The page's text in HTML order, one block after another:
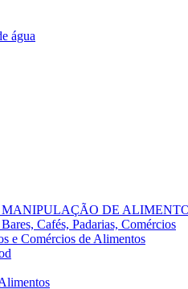
água
MANIPULAÇÃO DE
Cafés, Padarias, Comércios
e Comércios de Alimentos